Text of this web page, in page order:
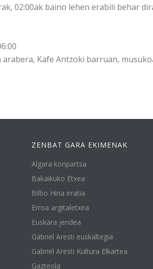
02:00ak baino lehen erabili behar
Kafe Antzoki barruan,
ZENBAT GARA EKIMENAK
Algara konpartsa
Bakaikuko Etxea
Bilbo Hiria irratia
Erroa argitaletxea
Euskara jendea
Gabriel Aresti euskaltegia
Gabriel Aresti Kultura Elkartea
Gazteola